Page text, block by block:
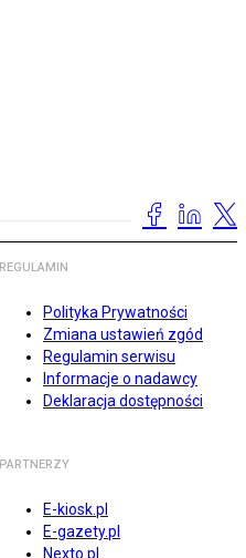
REGULAMIN
Polityka Prywatności
Zmiana ustawień zgód
Regulamin serwisu
Informacje o nadawcy
Deklaracja dostępności
PARTNERZY
E-kiosk.pl
E-gazety.pl
Nexto.pl